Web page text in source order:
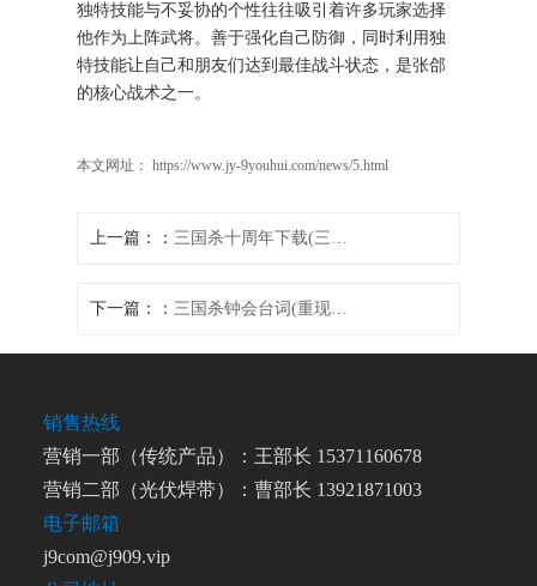
独特技能与不妥协的个性往往吸引着许多玩家选择
他作为上阵武将。善于强化自己防御，同时利用独
特技能让自己和朋友们达到最佳战斗状态，是张郃
的核心战术之一。
本文网址： https://www.jy-9youhui.com/news/5.html
上一篇： 三国杀十周年下载(三国杀10周年庆典：全新下载开启)
下一篇： 三国杀钟会台词(重现三国魂——钟会台词解析)
销售热线
营销一部（传统产品）：王部长 15371160678
营销二部（光伏焊带）：曹部长 13921871003
电子邮箱
j9com@j909.vip